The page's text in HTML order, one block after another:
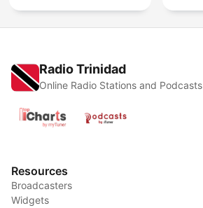
Radio Trinidad
Online Radio Stations and Podcasts
Resources
Broadcasters
Widgets